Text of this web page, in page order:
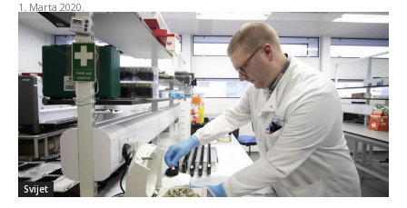
1. Marta 2020.
Svijet